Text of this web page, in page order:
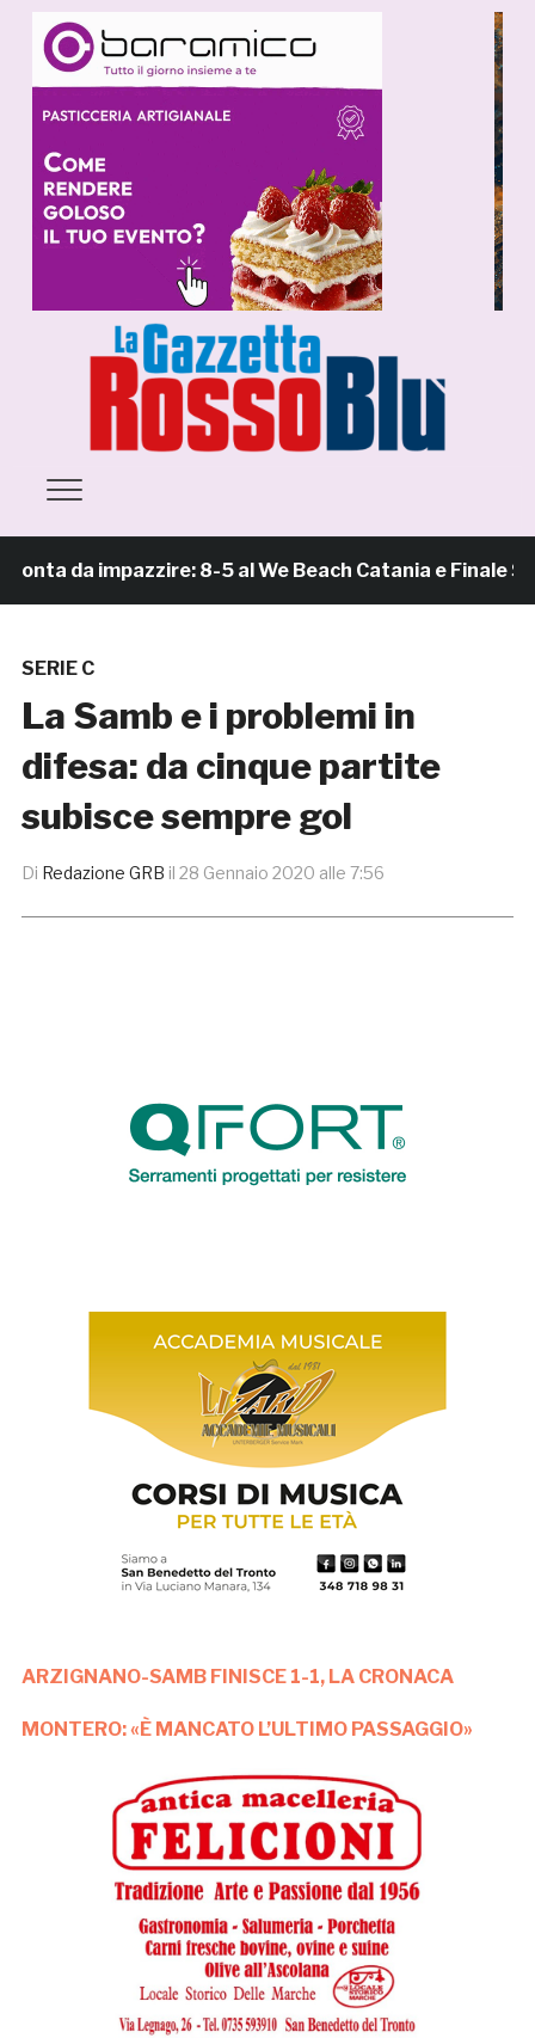
da impazzire: 8-5 al We Beach Catania e Finale
SERIE C
La Samb e i problemi in
difesa: da cinque partite
subisce sempre gol
Di Redazione GRB il 28 Gennaio 2020 alle 7:56
ARZIGNANO-SAMB FINISCE 1-1, LA CRONACA
MONTERO: «È MANCATO L’ULTIMO PASSAGGIO»